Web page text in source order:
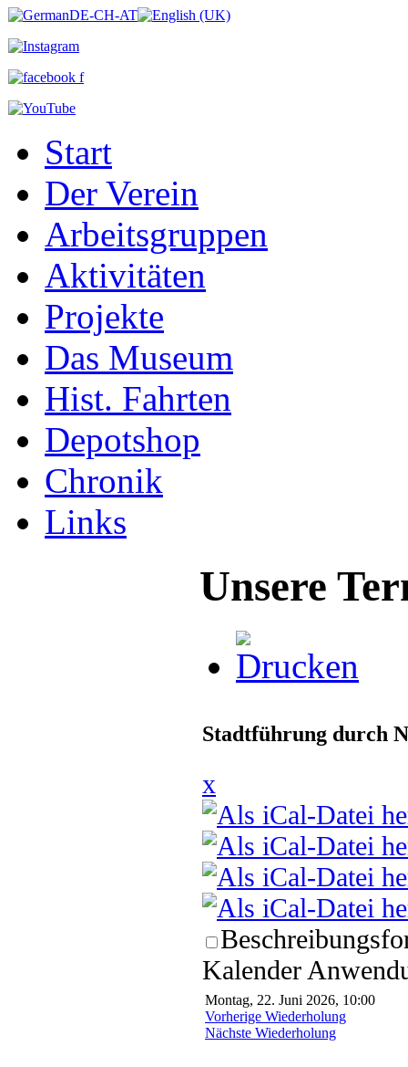
Start
Der Verein
Arbeitsgruppen
Aktivitäten
Projekte
Das Museum
Hist. Fahrten
Depotshop
Chronik
Links
Unsere
Stadtführung durch
x
Kalender
Montag, 22. Juni 2026, 10:00
Vorherige Wiederholung
Nächste Wiederholung